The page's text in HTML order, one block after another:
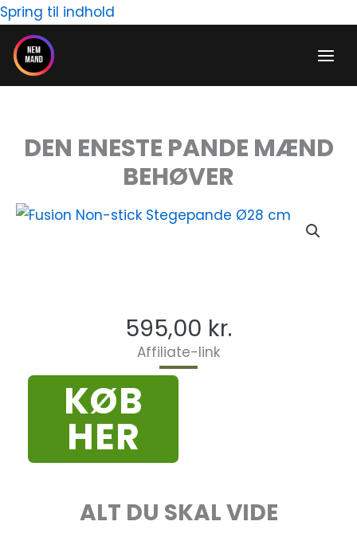
Spring til indhold
DEN ENESTE PANDE MÆND
BEHØVER
595,00 kr.
Affiliate-link
KØB
HER
ALT DU SKAL VIDE